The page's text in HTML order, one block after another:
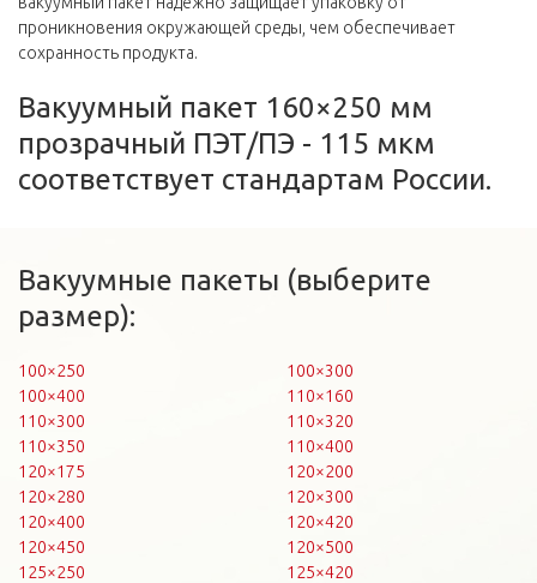
проникновения окружающей среды, чем обеспечивает
сохранность продукта.
Вакуумный пакет 160×250 мм
прозрачный ПЭТ/ПЭ - 115 мкм
соответствует стандартам России.
Вакуумные пакеты (выберите
размер):
100×250
100×300
100×400
110×160
110×300
110×320
110×350
110×400
120×175
120×200
120×280
120×300
120×400
120×420
120×450
120×500
125×250
125×420